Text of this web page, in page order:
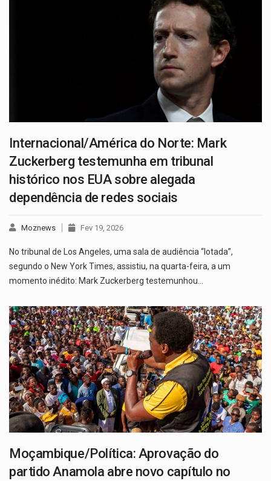
Internacional/América do Norte: Mark
Zuckerberg testemunha em tribunal
histórico nos EUA sobre alegada
dependência de redes sociais
Moznews Fev 19, 2026
No tribunal de Los Angeles, uma sala de audiência “lotada”,
segundo o New York Times, assistiu, na quarta-feira, a um
momento inédito: Mark Zuckerberg testemunhou…
Moçambique/Política: Aprovação do
partido Anamola abre novo capítulo no